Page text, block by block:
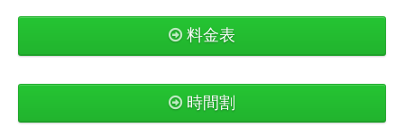
料金表
時間割